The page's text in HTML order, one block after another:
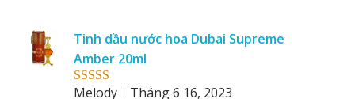
Rated5out
Tinh dầu nước hoa Dubai Supreme
Amber 20ml
Melody
Tháng 6 16, 2023